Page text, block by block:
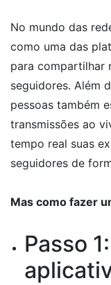
No mundo das
como uma das
para compartilhar
seguidores. Além
pessoas também
transmissões ao
tempo real suas
seguidores de
Mas como fazer
Passo